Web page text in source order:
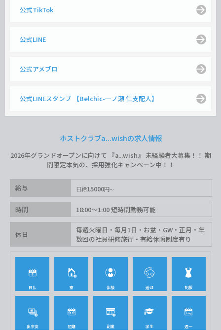
公式TikTok
公式LINE
公式アメブロ
公式LINEスタンプ 【Belchic-一ノ瀬 仁支配人】
ホストクラブa...wishの求人情報
2026年グランドオープンに向けて 『a...wish』 未経験者大募集！！ 期
間限定本気の、採用強化キャンペーン中！！
給与 日給15000円
時間 18:00〜1:00 短時間勤務可能
休日
毎週火曜日・毎月1日・お盆・GW・正月・年
数回の社員研修旅行・有給休暇制度有り
日払 寮 体験 送迎 制服
出来高 短期 副業 学生 週一